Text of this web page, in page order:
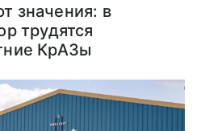
значения: в
трудятся
КрАЗы